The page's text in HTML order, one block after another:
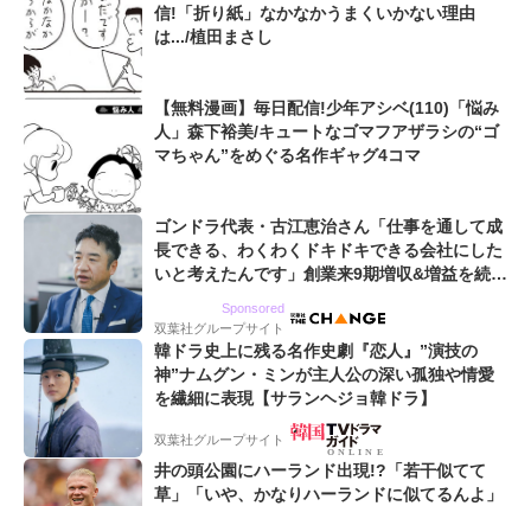
信!「折り紙」なかなかうまくいかない理由
は.../植田まさし
【無料漫画】毎日配信!少年アシベ(110)「悩み
人」森下裕美/キュートなゴマフアザラシの“ゴ
マちゃん”をめぐる名作ギャグ4コマ
ゴンドラ代表・古江恵治さん「仕事を通して成
長できる、わくわくドキドキできる会社にした
いと考えたんです」創業来9期増収&増益を続け
Sponsored
双葉社グループサイト
韓ドラ史上に残る名作史劇『恋人』”演技の
神”ナムグン・ミンが主人公の深い孤独や情愛
を繊細に表現【サランヘジョ韓ドラ】
双葉社グループサイト
井の頭公園にハーランド出現!?「若干似てて
草」「いや、かなりハーランドに似てるんよ」